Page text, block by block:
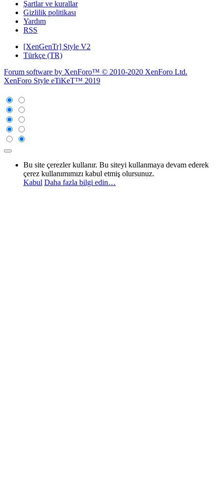
Şartlar ve kurallar
Gizlilik politikası
Yardım
RSS
[XenGenTr] Style V2
Türkçe (TR)
Forum software by XenForo™ © 2010-2020 XenForo Ltd.
XenForo Style eTiKeT™ 2019
Bu site çerezler kullanır. Bu siteyi kullanmaya devam ederek
çerez kullanımımızı kabul etmiş olursunuz.
Kabul Daha fazla bilgi edin…